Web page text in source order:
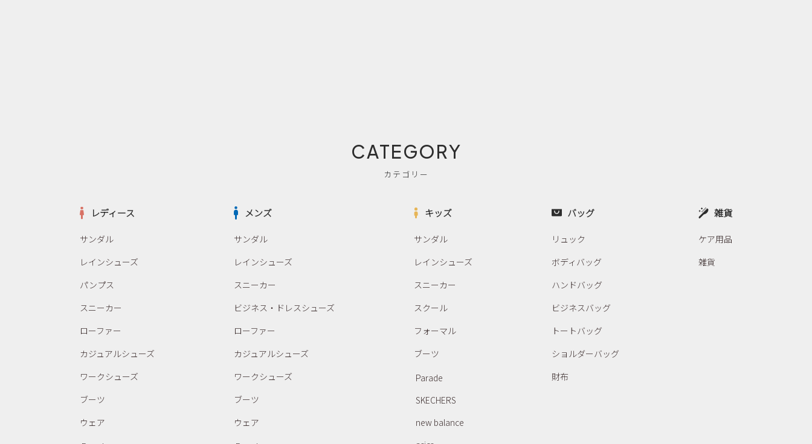
CATEGORY
カテゴリー
レディース
サンダル
レインシューズ
パンプス
スニーカー
ローファー
カジュアルシューズ
ワークシューズ
ブーツ
ウェア
メンズ
サンダル
レインシューズ
スニーカー
ビジネス・ドレスシューズ
ローファー
カジュアルシューズ
ワークシューズ
ブーツ
ウェア
キッズ
サンダル
レインシューズ
スニーカー
スクール
フォーマル
ブーツ
Parade
SKECHERS
new balance
バッグ
リュック
ボディバッグ
ハンドバッグ
ビジネスバッグ
トートバッグ
ショルダーバッグ
財布
雑貨
ケア用品
雑貨